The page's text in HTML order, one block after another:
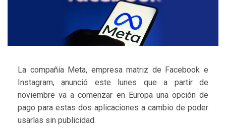
La compañía Meta, empresa matriz de Facebook e
Instagram, anunció este lunes que a partir de
noviembre va a comenzar en Europa una opción de
pago para estas dos aplicaciones a cambio de poder
usarlas sin publicidad.